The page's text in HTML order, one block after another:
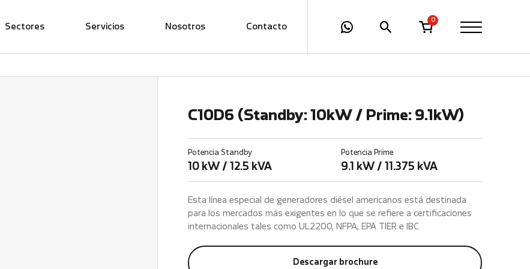
Sectores Servicios Nosotros Contacto
0
C10D6 (Standby: 10kW / Prime: 9.1kW)
Potencia Standby
10 kW / 12.5 kVA
Potencia Prime
9.1 kW / 11.375 kVA
Esta línea especial de generadores diésel americanos está destinada
para los mercados más exigentes en lo que se refiere a certificaciones
internacionales tales como UL2200, NFPA, EPA TIER e IBC
Descargar brochure